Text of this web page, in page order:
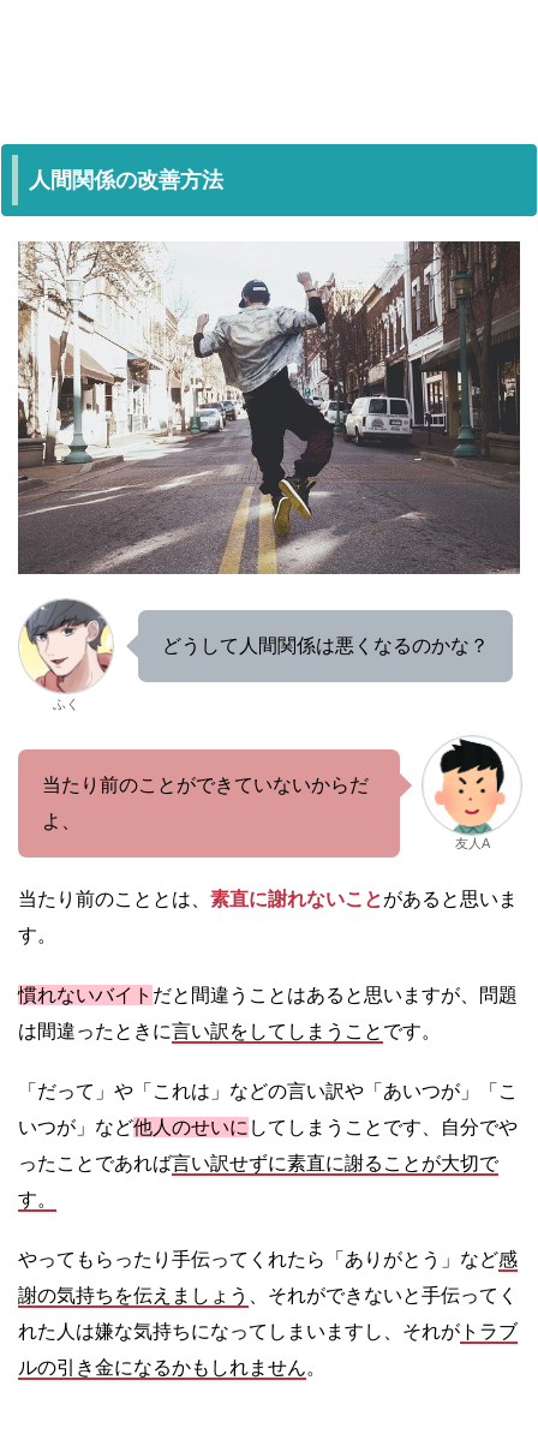
人間関係の改善方法
ふく
どうして人間関係は悪くなるのかな？
当たり前のことができていないからだ
よ、
友人A
当たり前のこととは、 素直に謝れないことがあると思いま
す。
慣れないバイト だと間違うことはあると思いますが、問題
は間違ったときに言い訳をしてしまうこと です。
「だって」や「これは」などの言い訳や「あいつが」「こ
いつが」など他人のせいに してしまうことです、自分でや
ったことであれば言い訳せずに素直に謝ることが大切で
す。
やってもらったり手伝ってくれたら「ありがとう」など感
謝の気持ちを伝えましょう
、それができないと手伝ってく
れた人は嫌な気持ちになってしまいますし、それが トラブ
ルの引き金になるかもしれません。